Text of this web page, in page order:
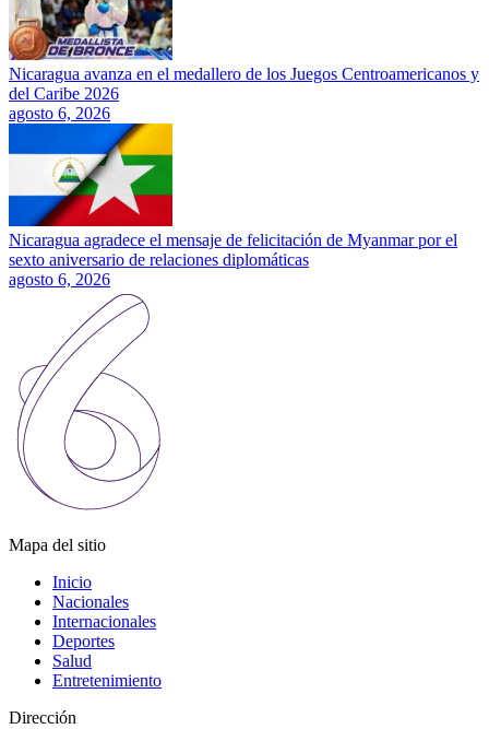
Nicaragua avanza en el medallero de los Juegos Centroamericanos y
del Caribe 2026
agosto 6, 2026
Nicaragua agradece el mensaje de felicitación de Myanmar por el
sexto aniversario de relaciones diplomáticas
agosto 6, 2026
Mapa del sitio
Inicio
Nacionales
Internacionales
Deportes
Salud
Entretenimiento
Dirección